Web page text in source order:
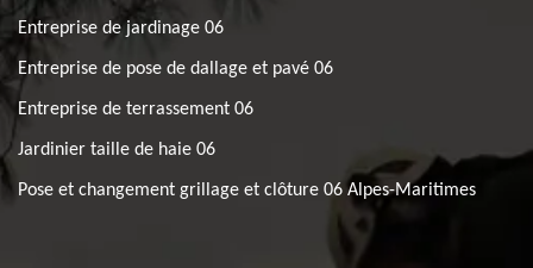
Entreprise de jardinage 06
Entreprise de pose de dallage et pavé 06
Entreprise de terrassement 06
Jardinier taille de haie 06
Pose et changement grillage et clôture 06 Alpes-Maritimes